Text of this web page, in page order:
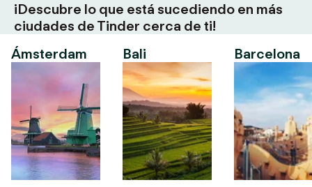
¡Descubre lo que está sucediendo en más
ciudades de Tinder cerca de ti!
Ámsterdam
Bali Barcelona